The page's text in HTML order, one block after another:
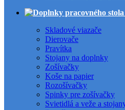
Skladové viazače
Dierovače
Pravítka
Stojany na doplnky
Zošívačky
Koše na papier
Rozošívačky
Spinky pre zošívačky
Svietidlá a veže a